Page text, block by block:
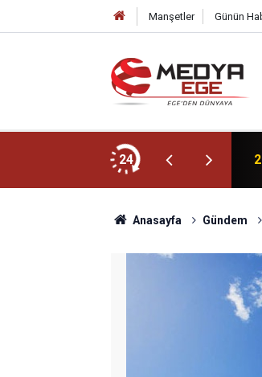
Manşetler Günün
24
Anasayfa Gündem